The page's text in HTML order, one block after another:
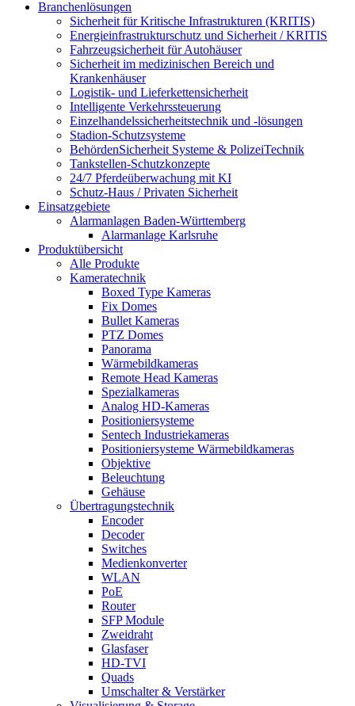
Branchenlösungen
Sicherheit für Kritische Infrastrukturen (KRITIS)
Energieinfrastrukturschutz und Sicherheit / KRITIS
Fahrzeugsicherheit für Autohäuser
Sicherheit im medizinischen Bereich und
Krankenhäuser
Logistik- und Lieferkettensicherheit
Intelligente Verkehrssteuerung
Einzelhandelssicherheitstechnik und -lösungen
Stadion-Schutzsysteme
BehördenSicherheit Systeme & PolizeiTechnik
Tankstellen-Schutzkonzepte​
24/7 Pferdeüberwachung mit KI
Schutz-Haus / Privaten Sicherheit
Einsatzgebiete
Alarmanlagen Baden-Württemberg
Alarmanlage Karlsruhe
Produktübersicht
Alle Produkte
Kameratechnik
Boxed Type Kameras
Fix Domes
Bullet Kameras
PTZ Domes
Panorama
Wärmebildkameras
Remote Head Kameras
Spezialkameras
Analog HD-Kameras
Positioniersysteme
Sentech Industriekameras
Positioniersysteme Wärmebildkameras
Objektive
Beleuchtung
Gehäuse
Übertragungstechnik
Encoder
Decoder
Switches
Medienkonverter
WLAN
PoE
Router
SFP Module
Zweidraht
Glasfaser
HD-TVI
Quads
Umschalter & Verstärker